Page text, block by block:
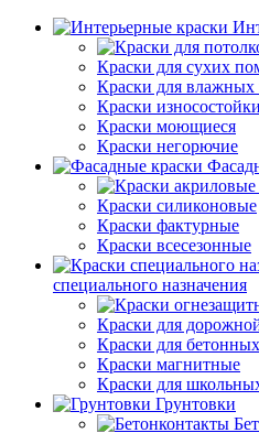
Краски для сухих
Краски для
Краски
Краски моющиеся
Краски негорючие
Краски силиконовые
Краски фактурные
Краски всесезонные
специального назначения
Краски для
Краски для
Краски магнитные
Краски для
Грунтовки